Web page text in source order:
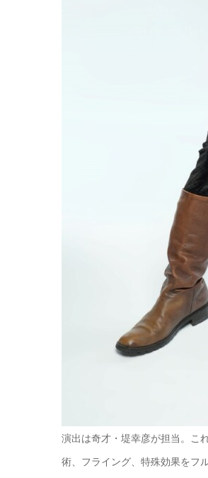
演出は奇才・堤幸彦が担当。こ
術、フライング、特殊効果をフ